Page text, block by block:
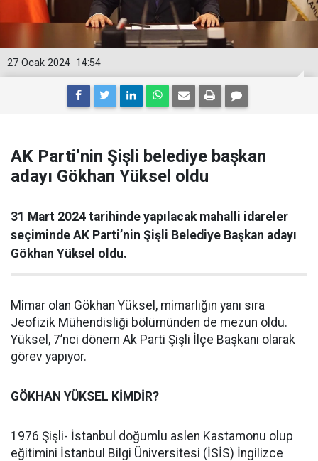
14:54
27 Ocak 2024
AK Parti’nin Şişli belediye başkan
adayı Gökhan Yüksel oldu
31 Mart 2024 tarihinde yapılacak mahalli idareler
seçiminde AK Parti’nin Şişli Belediye Başkan adayı
Gökhan Yüksel oldu.
Mimar olan Gökhan Yüksel, mimarlığın yanı sıra
Jeofizik Mühendisliği bölümünden de mezun oldu.
Yüksel, 7’nci dönem Ak Parti Şişli İlçe Başkanı olarak
görev yapıyor.
GÖKHAN YÜKSEL KİMDİR?
1976 Şişli- İstanbul doğumlu aslen Kastamonu olup
eğitimini İstanbul Bilgi Üniversitesi (İSİS) İngilizce